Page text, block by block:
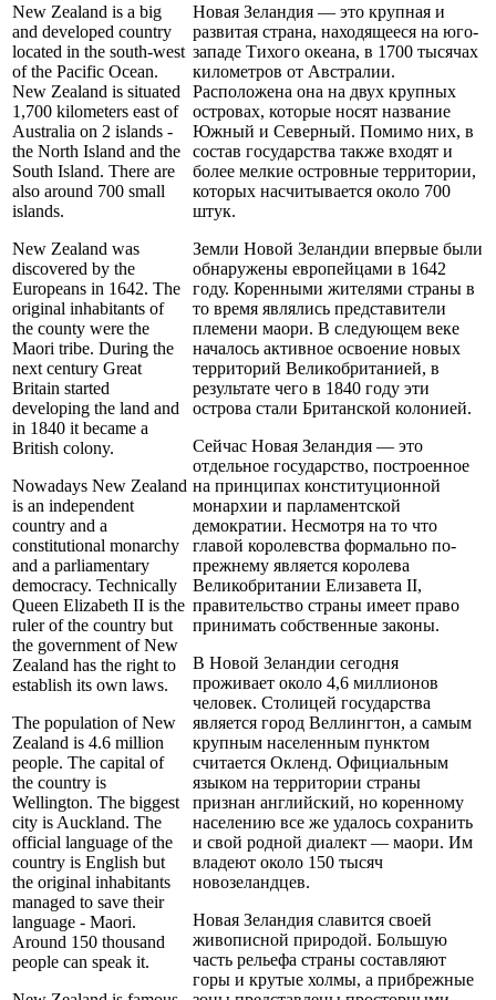
New Zealand is a big
and developed country
located in the south-west
of the Pacific Ocean.
New Zealand is situated
1,700 kilometers east of
Australia on 2 islands -
the North Island and the
South Island. There are
also around 700 small
islands.
New Zealand was
discovered by the
Europeans in 1642. The
original inhabitants of
the county were the
Maori tribe. During the
next century Great
Britain started
developing the land and
in 1840 it became a
British colony.
Nowadays New Zealand
is an independent
country and a
constitutional monarchy
and a parliamentary
democracy. Technically
Queen Elizabeth II is the
ruler of the country but
the government of New
Zealand has the right to
establish its own laws.
The population of New
Zealand is 4.6 million
people. The capital of
the country is
Wellington. The biggest
city is Auckland. The
official language of the
country is English but
the original inhabitants
managed to save their
language - Maori.
Around 150 thousand
people can speak it.
Новая Зеландия — это крупная и
развитая страна, находящееся на юго-
западе Тихого океана, в 1700 тысячах
километров от Австралии.
Расположена она на двух крупных
островах, которые носят название
Южный и Северный. Помимо них, в
состав государства также входят и
более мелкие островные территории,
которых насчитывается около 700
штук.
Земли Новой Зеландии впервые были
обнаружены европейцами в 1642
году. Коренными жителями страны в
то время являлись представители
племени маори. В следующем веке
началось активное освоение новых
территорий Великобританией, в
результате чего в 1840 году эти
острова стали Британской колонией.
Сейчас Новая Зеландия — это
отдельное государство, построенное
на принципах конституционной
монархии и парламентской
демократии. Несмотря на то что
главой королевства формально по-
прежнему является королева
Великобритании Елизавета II,
правительство страны имеет право
принимать собственные законы.
В Новой Зеландии сегодня
проживает около 4,6 миллионов
человек. Столицей государства
является город Веллингтон, а самым
крупным населенным пунктом
считается Окленд. Официальным
языком на территории страны
признан английский, но коренному
населению все же удалось сохранить
и свой родной диалект — маори. Им
владеют около 150 тысяч
новозеландцев.
Новая Зеландия славится своей
живописной природой. Большую
часть рельефа страны составляют
горы и крутые холмы, а прибрежные